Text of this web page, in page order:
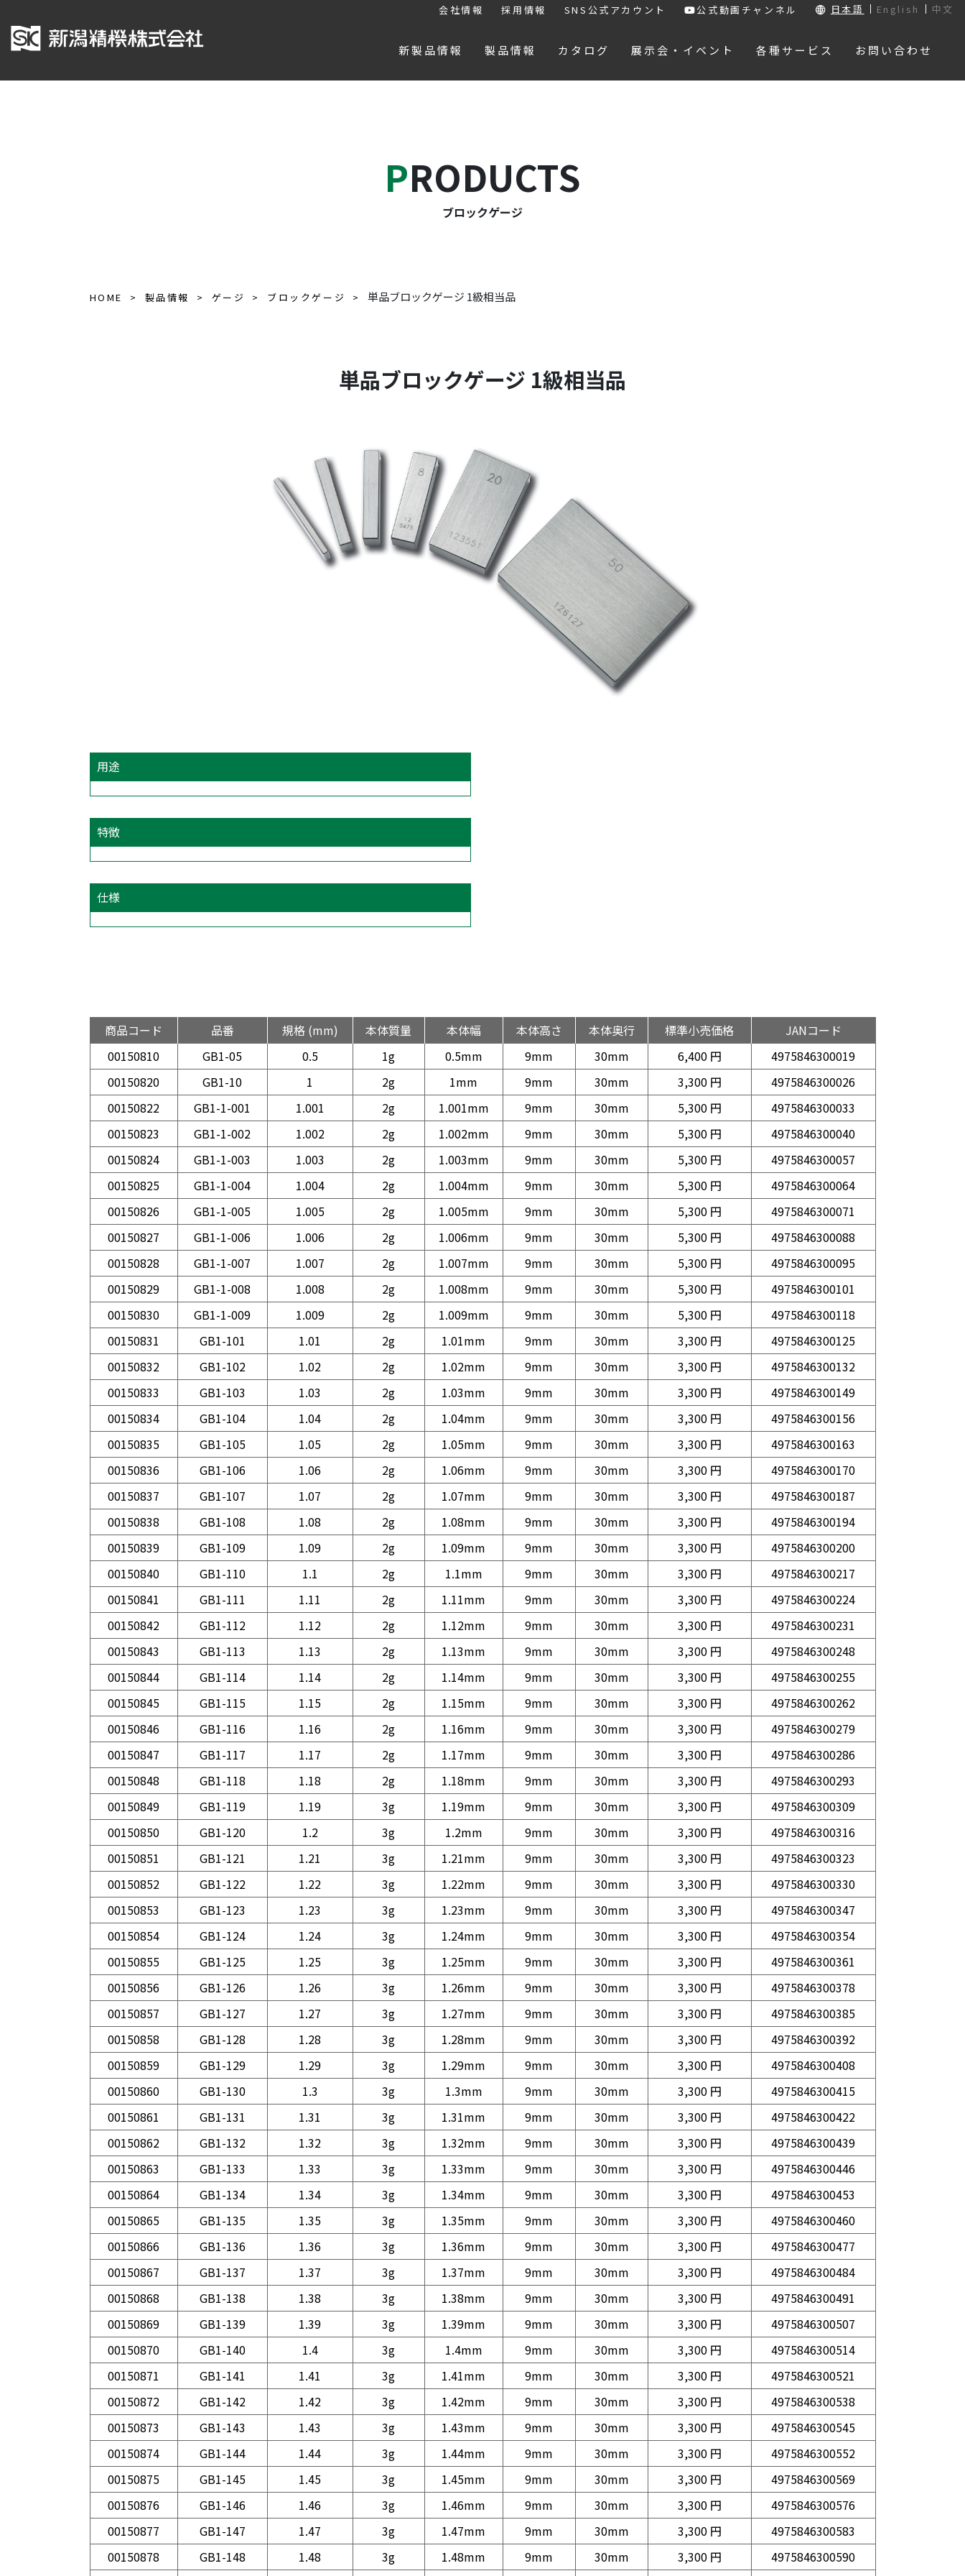
会社情報 採用情報 SNS公式アカウント 公式動画チャンネル 日本語 English 中文
新製品情報 製品情報 カタログ 展示会・イベント 各種サービス お問い合わせ
PRODUCTS
ブロックゲージ
HOME 製品情報 ゲージ ブロックゲージ 単品ブロックゲージ 1級相当品
単品ブロックゲージ 1級相当品
用途
特徴
仕様
商品コード 品番 規格 (mm) 本体質量 本体幅 本体高さ 本体奥行 標準小売価格
JANコード
00150810
GB1-05 0.5 1g 0.5mm 9mm 30mm 6,400 円
4975846300019
00150820
GB1-10 1 2g 1mm 9mm 30mm 3,300 円
4975846300026
00150822
GB1-1-001 1.001 2g 1.001mm 9mm 30mm 5,300 円
4975846300033
00150823
GB1-1-002 1.002 2g 1.002mm 9mm 30mm 5,300 円
4975846300040
00150824
GB1-1-003 1.003 2g 1.003mm 9mm 30mm 5,300 円
4975846300057
00150825
GB1-1-004 1.004 2g 1.004mm 9mm 30mm 5,300 円
4975846300064
00150826
GB1-1-005 1.005 2g 1.005mm 9mm 30mm 5,300 円
4975846300071
00150827
GB1-1-006 1.006 2g 1.006mm 9mm 30mm 5,300 円
4975846300088
00150828
GB1-1-007 1.007 2g 1.007mm 9mm 30mm 5,300 円
4975846300095
00150829
GB1-1-008 1.008 2g 1.008mm 9mm 30mm 5,300 円
4975846300101
00150830
GB1-1-009 1.009 2g 1.009mm 9mm 30mm 5,300 円
4975846300118
00150831
GB1-101 1.01 2g 1.01mm 9mm 30mm 3,300 円
4975846300125
00150832
GB1-102 1.02 2g 1.02mm 9mm 30mm 3,300 円
4975846300132
00150833
GB1-103 1.03 2g 1.03mm 9mm 30mm 3,300 円
4975846300149
00150834
GB1-104 1.04 2g 1.04mm 9mm 30mm 3,300 円
4975846300156
00150835
GB1-105 1.05 2g 1.05mm 9mm 30mm 3,300 円
4975846300163
00150836
GB1-106 1.06 2g 1.06mm 9mm 30mm 3,300 円
4975846300170
00150837
GB1-107 1.07 2g 1.07mm 9mm 30mm 3,300 円
4975846300187
00150838
GB1-108 1.08 2g 1.08mm 9mm 30mm 3,300 円
4975846300194
00150839
GB1-109 1.09 2g 1.09mm 9mm 30mm 3,300 円
4975846300200
00150840
GB1-110 1.1 2g 1.1mm 9mm 30mm 3,300 円
4975846300217
00150841
GB1-111 1.11 2g 1.11mm 9mm 30mm 3,300 円
4975846300224
00150842
GB1-112 1.12 2g 1.12mm 9mm 30mm 3,300 円
4975846300231
00150843
GB1-113 1.13 2g 1.13mm 9mm 30mm 3,300 円
4975846300248
00150844
GB1-114 1.14 2g 1.14mm 9mm 30mm 3,300 円
4975846300255
00150845
GB1-115 1.15 2g 1.15mm 9mm 30mm 3,300 円
4975846300262
00150846
GB1-116 1.16 2g 1.16mm 9mm 30mm 3,300 円
4975846300279
00150847
GB1-117 1.17 2g 1.17mm 9mm 30mm 3,300 円
4975846300286
00150848
GB1-118 1.18 2g 1.18mm 9mm 30mm 3,300 円
4975846300293
00150849
GB1-119 1.19 3g 1.19mm 9mm 30mm 3,300 円
4975846300309
00150850
GB1-120 1.2 3g 1.2mm 9mm 30mm 3,300 円
4975846300316
00150851
GB1-121 1.21 3g 1.21mm 9mm 30mm 3,300 円
4975846300323
00150852
GB1-122 1.22 3g 1.22mm 9mm 30mm 3,300 円
4975846300330
00150853
GB1-123 1.23 3g 1.23mm 9mm 30mm 3,300 円
4975846300347
00150854
GB1-124 1.24 3g 1.24mm 9mm 30mm 3,300 円
4975846300354
00150855
GB1-125 1.25 3g 1.25mm 9mm 30mm 3,300 円
4975846300361
00150856
GB1-126 1.26 3g 1.26mm 9mm 30mm 3,300 円
4975846300378
00150857
GB1-127 1.27 3g 1.27mm 9mm 30mm 3,300 円
4975846300385
00150858
GB1-128 1.28 3g 1.28mm 9mm 30mm 3,300 円
4975846300392
00150859
GB1-129 1.29 3g 1.29mm 9mm 30mm 3,300 円
4975846300408
00150860
GB1-130 1.3 3g 1.3mm 9mm 30mm 3,300 円
4975846300415
00150861
GB1-131 1.31 3g 1.31mm 9mm 30mm 3,300 円
4975846300422
00150862
GB1-132 1.32 3g 1.32mm 9mm 30mm 3,300 円
4975846300439
00150863
GB1-133 1.33 3g 1.33mm 9mm 30mm 3,300 円
4975846300446
00150864
GB1-134 1.34 3g 1.34mm 9mm 30mm 3,300 円
4975846300453
00150865
GB1-135 1.35 3g 1.35mm 9mm 30mm 3,300 円
4975846300460
00150866
GB1-136 1.36 3g 1.36mm 9mm 30mm 3,300 円
4975846300477
00150867
GB1-137 1.37 3g 1.37mm 9mm 30mm 3,300 円
4975846300484
00150868
GB1-138 1.38 3g 1.38mm 9mm 30mm 3,300 円
4975846300491
00150869
GB1-139 1.39 3g 1.39mm 9mm 30mm 3,300 円
4975846300507
00150870
GB1-140 1.4 3g 1.4mm 9mm 30mm 3,300 円
4975846300514
00150871
GB1-141 1.41 3g 1.41mm 9mm 30mm 3,300 円
4975846300521
00150872
GB1-142 1.42 3g 1.42mm 9mm 30mm 3,300 円
4975846300538
00150873
GB1-143 1.43 3g 1.43mm 9mm 30mm 3,300 円
4975846300545
00150874
GB1-144 1.44 3g 1.44mm 9mm 30mm 3,300 円
4975846300552
00150875
GB1-145 1.45 3g 1.45mm 9mm 30mm 3,300 円
4975846300569
00150876
GB1-146 1.46 3g 1.46mm 9mm 30mm 3,300 円
4975846300576
00150877
GB1-147 1.47 3g 1.47mm 9mm 30mm 3,300 円
4975846300583
00150878
GB1-148 1.48 3g 1.48mm 9mm 30mm 3,300 円
4975846300590